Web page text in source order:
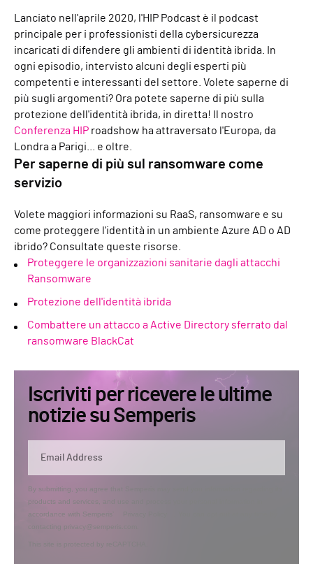
Lanciato nell'aprile 2020, l'HIP Podcast è il podcast
principale per i professionisti della cybersicurezza
incaricati di difendere gli ambienti di identità ibrida. In
ogni episodio, intervisto alcuni degli esperti più
competenti e interessanti del settore. Volete saperne di
più sugli argomenti? Ora potete saperne di più sulla
protezione dell'identità ibrida, in diretta! Il nostro
Conferenza HIP roadshow ha attraversato l'Europa, da
Londra a Parigi... e oltre.
Per saperne di più sul ransomware come
servizio
Volete maggiori informazioni su RaaS, ransomware e su
come proteggere l'identità in un ambiente Azure AD o AD
ibrido? Consultate queste risorse.
Proteggere le organizzazioni sanitarie dagli attacchi
Ransomware
Protezione dell'identità ibrida
Combattere un attacco a Active Directory sferrato dal
ransomware BlackCat
Iscriviti per ricevere le ultime
notizie su Semperis
By submitting, you agree that Semperis may send you information regarding its
products and services, and use and process your personal information in
accordance with Semperis’
contacting privacy@semperis.com.
This site is protected by reCAPTCHA.